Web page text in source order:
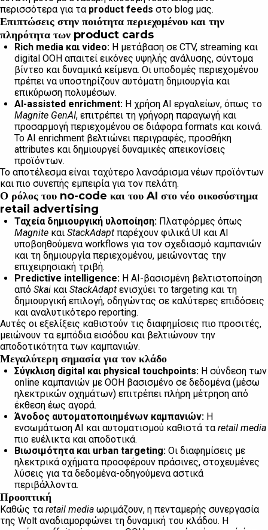
περισσότερα για τα product feeds στο blog μας.
Επιπτώσεις στην ποιότητα περιεχομένου και την
πληρότητα των product cards
Rich media και video: Η μετάβαση σε CTV, streaming και
digital OOH απαιτεί εικόνες υψηλής ανάλυσης, σύντομα
βίντεο και δυναμικά κείμενα. Οι υποδομές περιεχομένου
πρέπει να υποστηρίζουν αυτόματη δημιουργία και
επικύρωση πολυμέσων.
AI-assisted enrichment: Η χρήση AI εργαλείων, όπως το
Magnite GenAI, επιτρέπει τη γρήγορη παραγωγή και
προσαρμογή περιεχομένου σε διάφορα formats και κοινά.
Το AI enrichment βελτιώνει περιγραφές, προσθήκη
attributes και δημιουργεί δυναμικές απεικονίσεις
προϊόντων.
Το αποτέλεσμα είναι ταχύτερο λανσάρισμα νέων προϊόντων
και πιο συνεπής εμπειρία για τον πελάτη.
Ο ρόλος του no-code και του AI στο νέο οικοσύστημα
retail advertising
Ταχεία δημιουργική υλοποίηση: Πλατφόρμες όπως
Magnite και StackAdapt παρέχουν φιλικά UI και AI
υποβοηθούμενα workflows για τον σχεδιασμό καμπανιών
και τη δημιουργία περιεχομένου, μειώνοντας την
επιχειρησιακή τριβή.
Predictive intelligence: Η AI-βασισμένη βελτιστοποίηση
από Skai και StackAdapt ενισχύει το targeting και τη
δημιουργική επιλογή, οδηγώντας σε καλύτερες επιδόσεις
και αναλυτικότερο reporting.
Αυτές οι εξελίξεις καθιστούν τις διαφημίσεις πιο προσιτές,
μειώνουν τα εμπόδια εισόδου και βελτιώνουν την
αποδοτικότητα των καμπανιών.
Μεγαλύτερη σημασία για τον κλάδο
Σύγκλιση digital και physical touchpoints: Η σύνδεση των
online καμπανιών με OOH βασισμένο σε δεδομένα (μέσω
ηλεκτρικών οχημάτων) επιτρέπει πλήρη μέτρηση από
έκθεση έως αγορά.
Άνοδος αυτοματοποιημένων καμπανιών: Η
ενσωμάτωση AI και αυτοματισμού καθιστά ταretail media
πιο ευέλικτα και αποδοτικά.
Βιωσιμότητα και urban targeting: Οι διαφημίσεις με
ηλεκτρικά οχήματα προσφέρουν πράσινες, στοχευμένες
λύσεις για τα δεδομένα-οδηγούμενα αστικά
περιβάλλοντα.
Προοπτική
Καθώς ταretail media ωριμάζουν, η πενταμερής συνεργασία
της Wolt αναδιαμορφώνει τη δυναμική του κλάδου. Η